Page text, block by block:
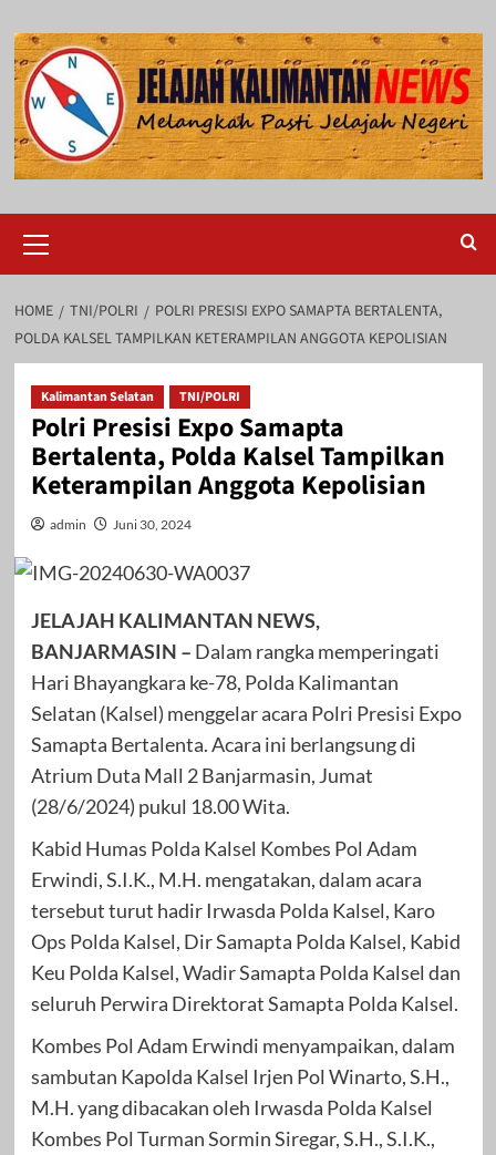
to
content
Menu
HOME TNI/POLRI
POLRI PRESISI EXPO SAMAPTA BERTALENTA,
POLDA KALSEL TAMPILKAN KETERAMPILAN ANGGOTA KEPOLISIAN
Kalimantan Selatan TNI/POLRI
Polri Presisi Expo Samapta
Bertalenta, Polda Kalsel Tampilkan
Keterampilan Anggota Kepolisian
admin Juni 30, 2024
JELAJAH KALIMANTAN NEWS,
BANJARMASIN – Dalam rangka memperingati
Hari Bhayangkara ke-78, Polda Kalimantan
Selatan (Kalsel) menggelar acara Polri Presisi Expo
Samapta Bertalenta. Acara ini berlangsung di
Atrium Duta Mall 2 Banjarmasin, Jumat
(28/6/2024) pukul 18.00 Wita.
Kabid Humas Polda Kalsel Kombes Pol Adam
Erwindi, S.I.K., M.H. mengatakan, dalam acara
tersebut turut hadir Irwasda Polda Kalsel, Karo
Ops Polda Kalsel, Dir Samapta Polda Kalsel, Kabid
Keu Polda Kalsel, Wadir Samapta Polda Kalsel dan
seluruh Perwira Direktorat Samapta Polda Kalsel.
Kombes Pol Adam Erwindi menyampaikan, dalam
sambutan Kapolda Kalsel Irjen Pol Winarto, S.H.,
M.H. yang dibacakan oleh Irwasda Polda Kalsel
Kombes Pol Turman Sormin Siregar, S.H., S.I.K.,